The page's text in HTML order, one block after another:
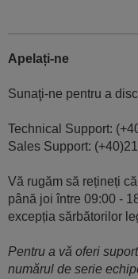
Apelați-ne
Sunaţi-ne pentru a
Technical Support:
Sales Support:
Vă rugăm să rețineți
până joi între 09:00 -
excepția sărbătorilor
Pentru a vă oferi
numărul de serie